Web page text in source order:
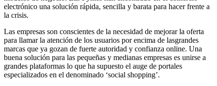
electrónico una solución rápida, sencilla y barata para hacer frente a
la crisis.
Las empresas son conscientes de la necesidad de mejorar la oferta
para llamar la atención de los usuarios por encima de lasgrandes
marcas que ya gozan de fuerte autoridad y confianza online. Una
buena solución para las pequeñas y medianas empresas es unirse a
grandes plataformas lo que ha supuesto el auge de portales
especializados en el denominado ‘social shopping’.